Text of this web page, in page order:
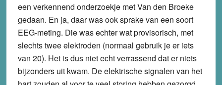
een verkennend onderzoekje met Van den Broeke
gedaan. En ja, daar was ook sprake van een soort
EEG-meting. Die was echter wat provisorisch, met
slechts twee elektroden (normaal gebruik je er iets
van 20). Het is dus niet echt verrassend dat er niets
bijzonders uit kwam. De elektrische signalen van het